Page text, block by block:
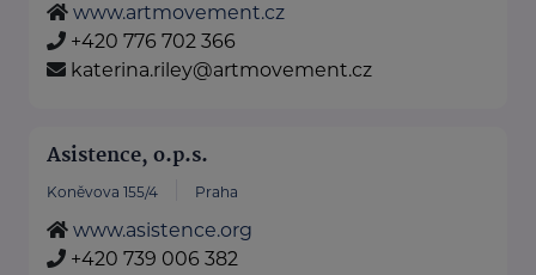
www.artmovement.cz
+420 776 702 366
katerina.riley@artmovement.cz
Asistence, o.p.s.
Koněvova 155/4 Praha
www.asistence.org
+420 739 006 382